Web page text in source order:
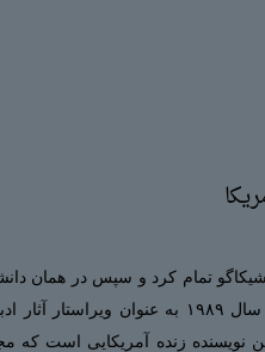
دانشگاه شیکاگو تمام کرد و سپس در
راث از سال ۱۹۷۵ عضو مؤسسه ملی هنر و ادبیات آمریکا بوده‌است.
نخستین نویسنده زنده آمریکایی است